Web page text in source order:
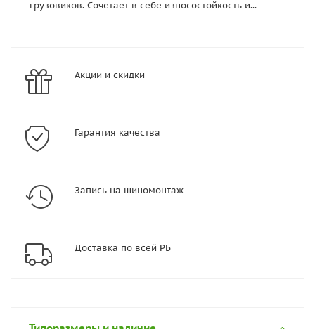
грузовиков. Сочетает в себе износостойкость и...
Акции и скидки
Гарантия качества
Запись на шиномонтаж
Доставка по всей РБ